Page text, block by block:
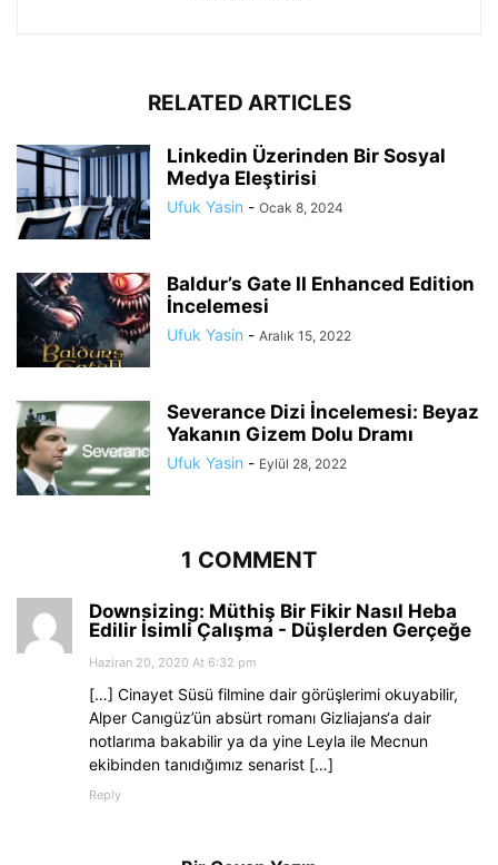
RELATED ARTICLES
Linkedin Üzerinden Bir Sosyal
Medya Eleştirisi
Ufuk Yasin - Ocak 8, 2024
Baldur’s Gate II Enhanced Edition
İncelemesi
Ufuk Yasin - Aralık 15, 2022
Severance Dizi İncelemesi: Beyaz
Yakanın Gizem Dolu Dramı
Ufuk Yasin - Eylül 28, 2022
1 COMMENT
Downsizing: Müthiş Bir Fikir Nasıl Heba
Edilir İsimli Çalışma - Düşlerden Gerçeğe
Haziran 20, 2020 At 6:32 pm
[…] Cinayet Süsü filmine dair görüşlerimi okuyabilir,
Alper Canıgüz’ün absürt romanı Gizliajans‘a dair
notlarıma bakabilir ya da yine Leyla ile Mecnun
ekibinden tanıdığımız senarist […]
Reply